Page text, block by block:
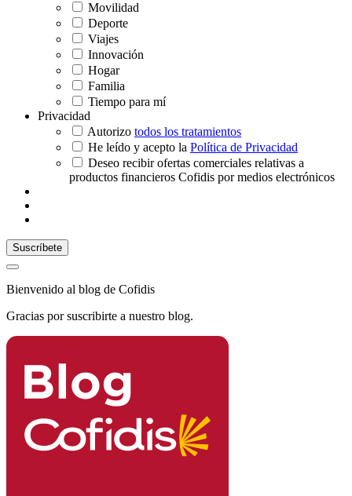
Movilidad
Deporte
Viajes
Innovación
Hogar
Familia
Tiempo para mí
Privacidad
Autorizo todos los tratamientos
He leído y acepto la Política de Privacidad
Deseo recibir ofertas comerciales relativas a
productos financieros Cofidis por medios electrónicos
Bienvenido al blog de Cofidis
Gracias por suscribirte a nuestro blog.